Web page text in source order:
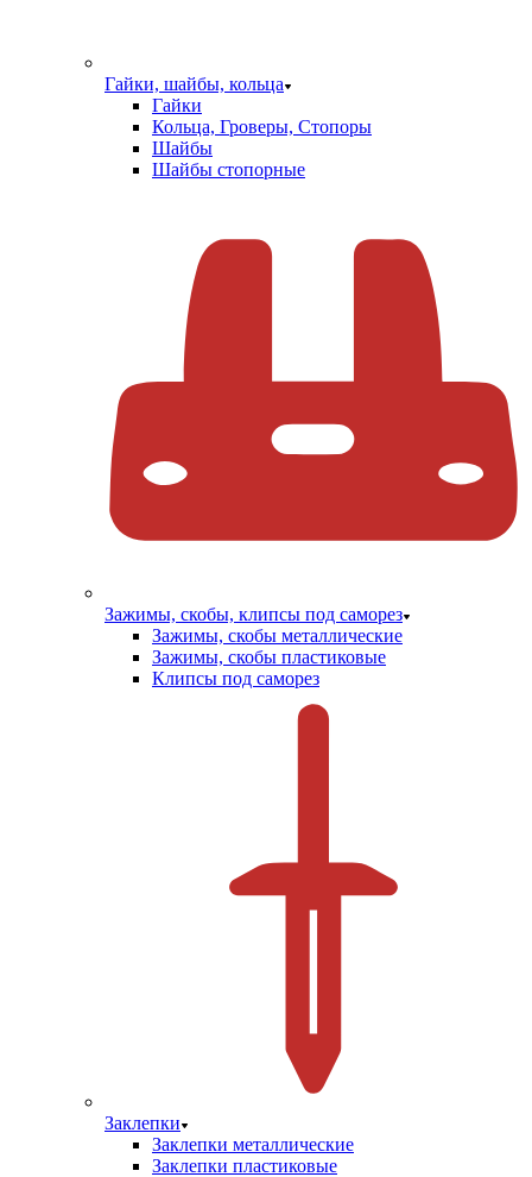
Гайки, шайбы, кольца
Гайки
Кольца, Гроверы, Стопоры
Шайбы
Шайбы стопорные
Зажимы, скобы, клипсы под саморез
Зажимы, скобы металлические
Зажимы, скобы пластиковые
Клипсы под саморез
Заклепки
Заклепки металлические
Заклепки пластиковые